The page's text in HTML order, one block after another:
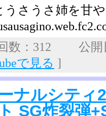
うさうさ姉を甘
数：312 公
で見る ]
ナルシテ
SG炸裂弾